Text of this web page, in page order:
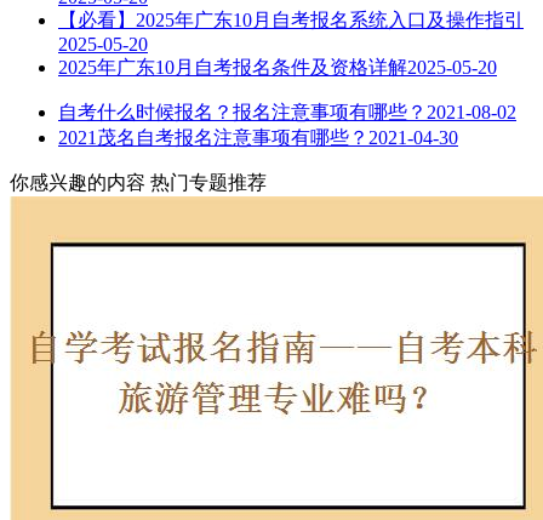
【必看】2025年广东10月自考报名系统入口及操作指引
2025-05-20
2025年广东10月自考报名条件及资格详解2025-05-20
自考什么时候报名？报名注意事项有哪些？ 2021-08-02
2021茂名自考报名注意事项有哪些？ 2021-04-30
你感兴趣的内容 热门专题推荐